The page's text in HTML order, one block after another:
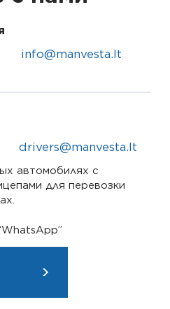
info@manvesta.lt
drivers@manvesta.lt
автомобилях с
для перевозки